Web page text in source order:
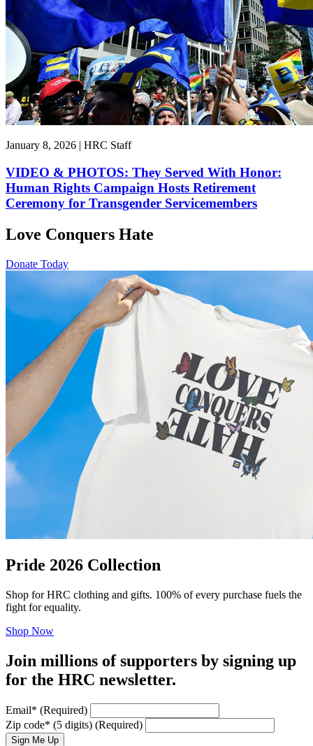
January 8, 2026 | HRC Staff
VIDEO & PHOTOS: They Served With Honor:
Human Rights Campaign Hosts Retirement
Ceremony for Transgender Servicemembers
Love Conquers Hate
Donate Today
Pride 2026 Collection
Shop for HRC clothing and gifts. 100% of every purchase fuels the
fight for equality.
Shop Now
Join millions of supporters by signing up
for the HRC newsletter.
Email* (Required)
Zip code* (5 digits) (Required)
Sign Me Up